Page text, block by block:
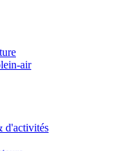
air
d'activités